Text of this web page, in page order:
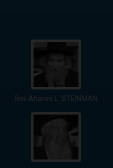
Rav Aharon L. STEINMAN